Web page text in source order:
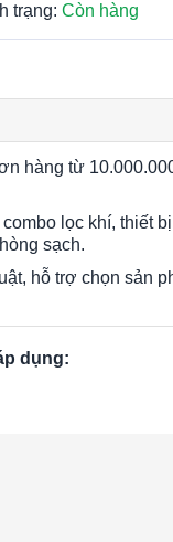
trạng: Còn hàng
hàng từ
lọc khí, thiết
sạch.
hỗ trợ chọn sản
dụng: